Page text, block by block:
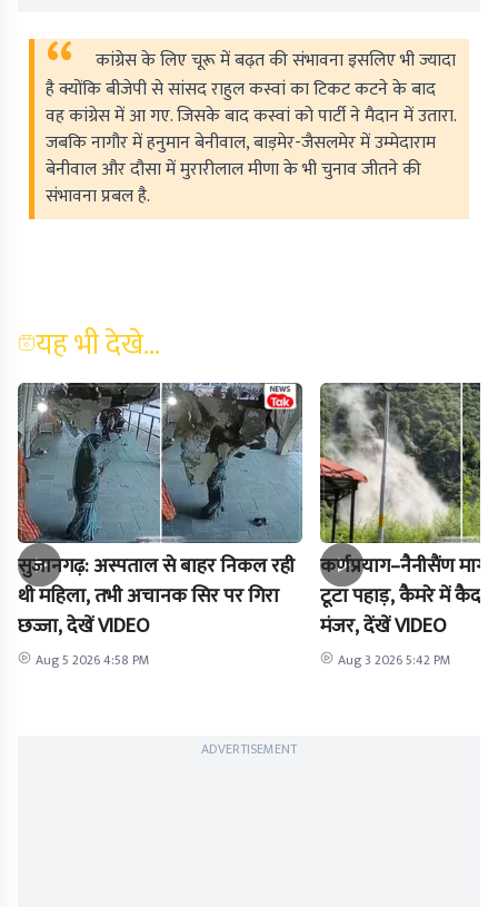
कांग्रेस के लिए चूरू में बढ़त की संभावना इसलिए भी ज्यादा
है क्योंकि बीजेपी से सांसद राहुल कस्वां का टिकट कटने के बाद
वह कांग्रेस में आ गए. जिसके बाद कस्वां को पार्टी ने मैदान में उतारा.
जबकि नागौर में हनुमान बेनीवाल, बाड़मेर-जैसलमेर में उम्मेदाराम
बेनीवाल और दौसा में मुरारीलाल मीणा के भी चुनाव जीतने की
संभावना प्रबल है.
यह भी देखे...
सुजानगढ़: अस्पताल से बाहर निकल रही
थी महिला, तभी अचानक सिर पर गिरा
छज्जा, देखें VIDEO
Aug 5 2026 4:58 PM
कर्णप्रयाग–नैनीसैंण
टूटा पहाड़, कैमरे में कैद
मंजर, देंखें VIDEO
Aug 3 2026 5:42 PM
ADVERTISEMENT